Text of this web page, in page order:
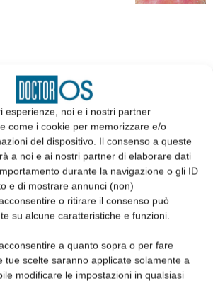
esperienze, noi e i nostri partner
come i cookie per memorizzare e/o
del dispositivo. Il consenso a queste
a noi e ai nostri partner di elaborare dati
durante la navigazione o gli ID
e di mostrare annunci (non)
o ritirare il consenso può
su alcune caratteristiche e funzioni.
a quanto sopra o per fare
tue scelte saranno applicate solamente a
modificare le impostazioni in qualsiasi